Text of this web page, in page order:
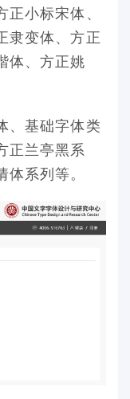
小标宋体、
隶变体、方正
体、方正姚
、基础字体类
正兰亭黑系
系列等。